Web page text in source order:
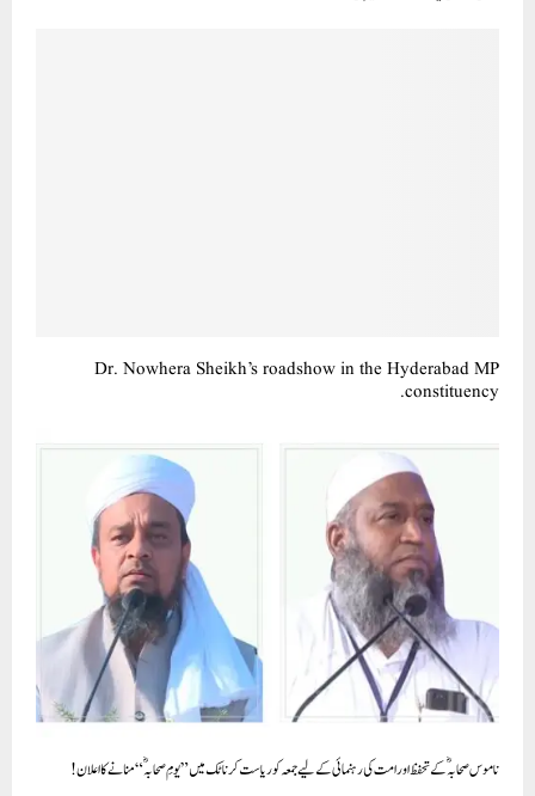
Dr. Nowhera Sheikh’s roadshow in the Hyderabad MP
constituency.
ناموس صحابہؓ کے تحفظ اور امت کی رہنمائی کے لیے جمعہ کو ریاست کرناٹک میں ”یومِ صحابہؓ“ منانے کا اعلان!